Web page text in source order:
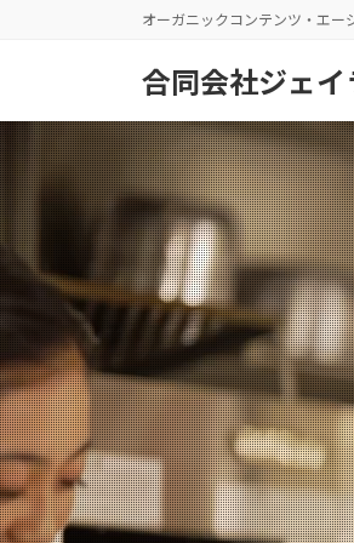
ツ
へ
ス
キ
ッ
プ
シ
ョ
ン
に
移
動
オーガニックコンテンツ・エー
合同会社ジェイ